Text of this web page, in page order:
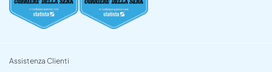
Assistenza Clienti